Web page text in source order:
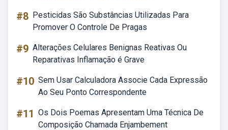
#8 Pesticidas São Substâncias Utilizadas Para
Promover O Controle De Pragas
#9 Alterações Celulares Benignas Reativas Ou
Reparativas Inflamação é Grave
#10 Sem Usar Calculadora Associe Cada Expressão
Ao Seu Ponto Correspondente
#11 Os Dois Poemas Apresentam Uma Técnica De
Composição Chamada Enjambement